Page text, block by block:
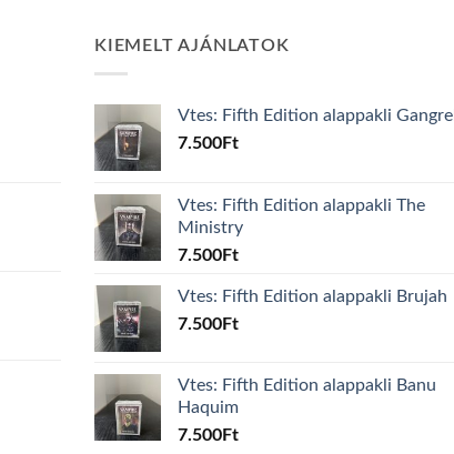
KIEMELT AJÁNLATOK
Vtes: Fifth Edition alappakli Gangrel
7.500Ft
Vtes: Fifth Edition alappakli The
Ministry
7.500Ft
Vtes: Fifth Edition alappakli Brujah
7.500Ft
Vtes: Fifth Edition alappakli Banu
Haquim
7.500Ft